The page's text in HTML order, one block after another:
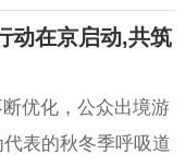
动在京启动,共筑
优化，公众出境游
表的秋冬季呼吸道